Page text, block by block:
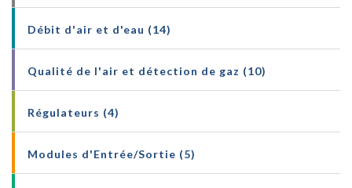
Débit d'air et d'eau (14)
Qualité de l'air et détection de gaz (10)
Régulateurs (4)
Modules d'Entrée/Sortie (5)